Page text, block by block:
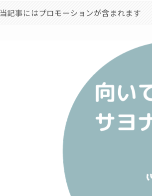
当記事にはプロモーションが含まれます